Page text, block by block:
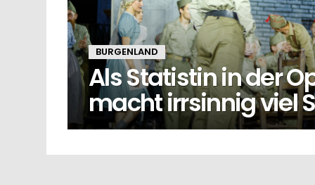
BURGENLAND
Als Statistin in der
macht irrsinnig viel